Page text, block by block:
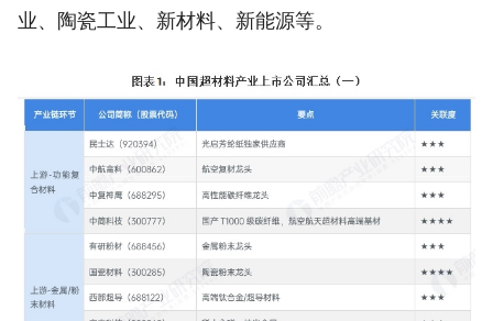
业、陶瓷工业、新材料、新能源等。